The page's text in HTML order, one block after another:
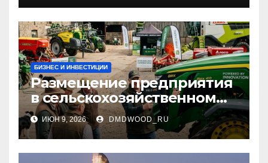
БИЗНЕС И ИНВЕСТИЦИИ
Размещение предприятия
в сельскохозяйственном
справочнике, новинки
техники и видео о
сельском хозяйстве
ИЮН 9, 2026 DMDWOOD_RU